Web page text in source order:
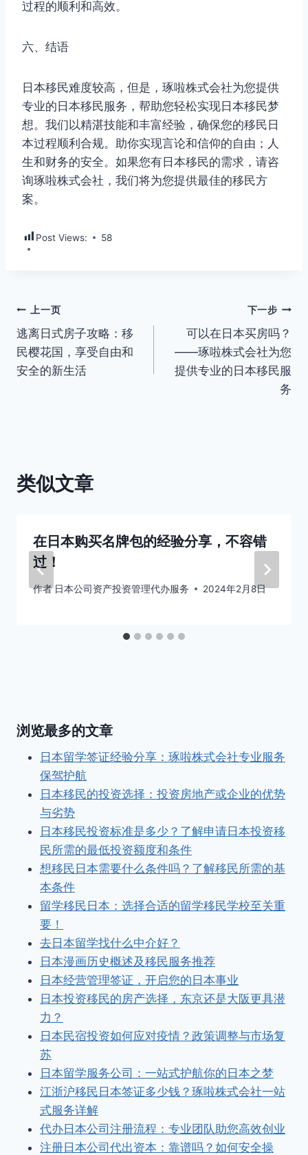
过程的顺利和高效。
六、结语
日本移民难度较高，但是，琢啦株式会社为您提供
专业的日本移民服务，帮助您轻松实现日本移民梦
想。我们以精湛技能和丰富经验，确保您的移民日
本过程顺利合规。助你实现言论和信仰的自由；人
生和财务的安全。如果您有日本移民的需求，请咨
询琢啦株式会社，我们将为您提供最佳的移民方
案。
Post Views: 58
文
章
导
上一页
逃离日式房子攻略：移
民樱花国，享受自由和
安全的新生活
下一步
可以在日本买房吗？
——琢啦株式会社为您
提供专业的日本移民服
务
类似文章
在日本购买名牌包的经验分享，不容错
过！
作者 日本公司资产投资管理代办服务 2024年2月8日
浏览最多的文章
日本留学签证经验分享：琢啦株式会社专业服务
保驾护航
日本移民的投资选择：投资房地产或企业的优势
与劣势
日本移民投资标准是多少？了解申请日本投资移
民所需的最低投资额度和条件
想移民日本需要什么条件吗？了解移民所需的基
本条件
留学移民日本：选择合适的留学移民学校至关重
要！
去日本留学找什么中介好？
日本漫画历史概述及移民服务推荐
日本经营管理签证，开启您的日本事业
日本投资移民的房产选择，东京还是大阪更具潜
力？
日本民宿投资如何应对疫情？政策调整与市场复
苏
日本留学服务公司：一站式护航你的日本之梦
江浙沪移民日本签证多少钱？琢啦株式会社一站
式服务详解
代办日本公司注册流程：专业团队助您高效创业
注册日本公司代出资本：靠谱吗？如何安全操